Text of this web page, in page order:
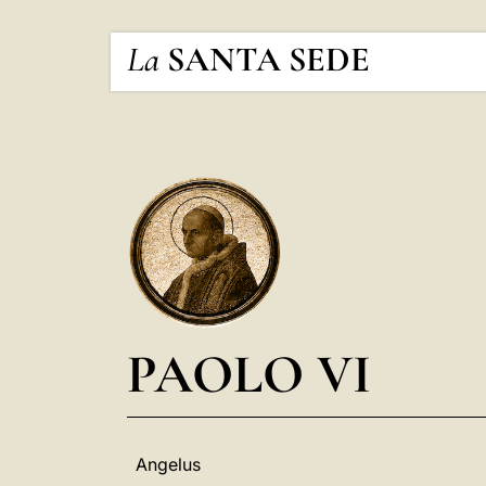
La SANTA SEDE
PAOLO VI
Angelus